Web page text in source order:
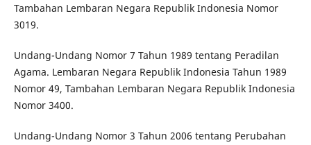
Tambahan Lembaran Negara Republik Indonesia Nomor
3019.
Undang-Undang Nomor 7 Tahun 1989 tentang Peradilan
Agama. Lembaran Negara Republik Indonesia Tahun 1989
Nomor 49, Tambahan Lembaran Negara Republik Indonesia
Nomor 3400.
Undang-Undang Nomor 3 Tahun 2006 tentang Perubahan